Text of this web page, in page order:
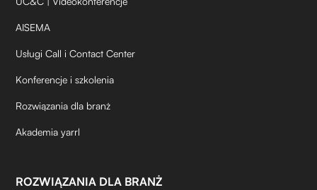
AISEMA
Usługi Call i Contact Center
Konferencje i szkolenia
Rozwiązania dla branż
Akademia yarrl
ROZWIĄZANIA DLA BRANŻ